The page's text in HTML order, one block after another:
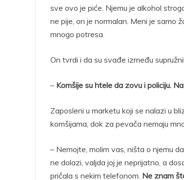
sve ovo je piće. Njemu je alkohol
ne pije, on je normalan. Meni je samo
mnogo potresa.
On tvrdi i da su svađe između
– Komšije su htele da zovu i policiju.
Zaposleni u marketu koji se nalazi u
komšijama, dok za pevača nemaju
– Nemojte, molim vas, ništa o njemu
ne dolazi, valjda joj je neprijatno, a
pričala s nekim telefonom. Ne znam